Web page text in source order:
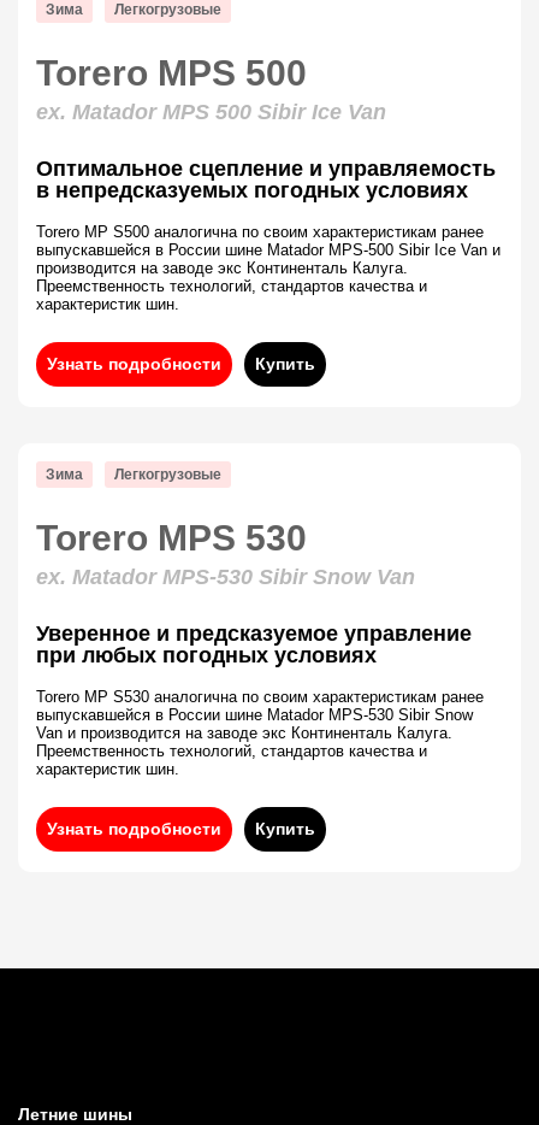
Зима Легкогрузовые
Torero MPS 500
ex. Matador MPS 500 Sibir Ice Van
Оптимальное сцепление и управляемость
в непредсказуемых погодных условиях
Torero MP S500 аналогична по своим характеристикам ранее
выпускавшейся в России шине Matador MPS-500 Sibir Ice Van и
производится на заводе экс Континенталь Калуга.
Преемственность технологий, стандартов качества и
характеристик шин.
Узнать подробности Купить
Зима Легкогрузовые
Torero MPS 530
ex. Matador MPS-530 Sibir Snow Van
Уверенное и предсказуемое управление
при любых погодных условиях
Torero MP S530 аналогична по своим характеристикам ранее
выпускавшейся в России шине Matador MPS-530 Sibir Snow
Van и производится на заводе экс Континенталь Калуга.
Преемственность технологий, стандартов качества и
характеристик шин.
Узнать подробности Купить
Летние шины